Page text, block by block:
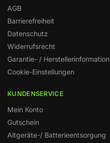
AGB
Barrierefreiheit
Datenschutz
Widerrufsrecht
Garantie- / Herstellerinformation
Cookie-Einstellungen
KUNDENSERVICE
Mein Konto
Gutschein
Altgeräte-/ Batterieentsorgung